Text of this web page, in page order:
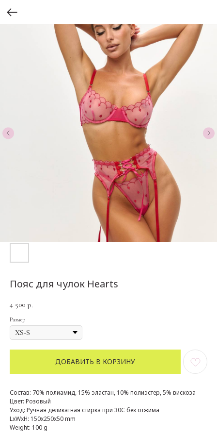
Пояс для чулок Hearts
4 500 р.
Размер
ДОБАВИТЬ В КОРЗИНУ
Состав: 70% полиамид, 15% эластан, 10% полиэстер, 5% вискоза
Цвет: Розовый
Уход: Ручная деликатная стирка при 30С без отжима
LxWxH: 150x250x50 mm
Weight: 100 g